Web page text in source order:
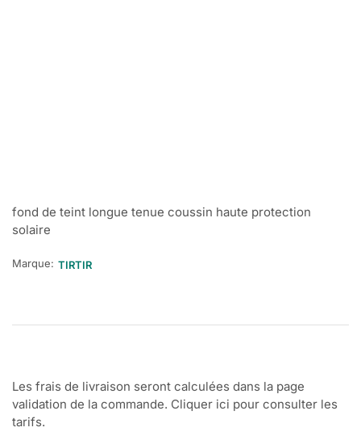
fond de teint longue tenue coussin haute protection
solaire
Marque: TIRTIR
Les frais de livraison seront calculées dans la page
validation de la commande. Cliquer ici pour consulter les
tarifs.